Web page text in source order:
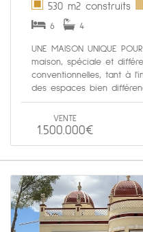
530 m2 construits
6 4
UNE MAISON UNIQUE
maison, spéciale et
conventionnelles, tant à
des espaces bien
VENTE
1.500.000€